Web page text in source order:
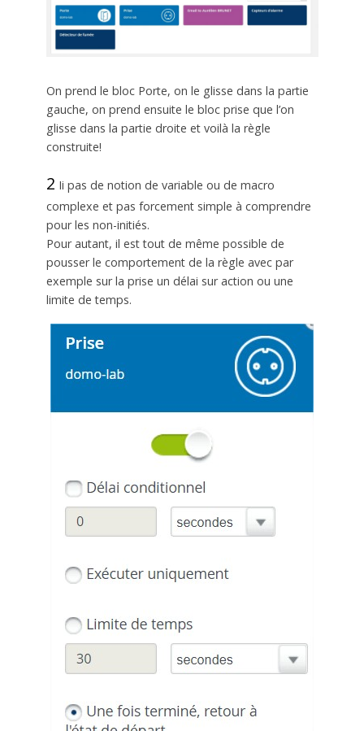
On prend le bloc Porte, on le glisse dans la partie
gauche, on prend ensuite le bloc prise que l’on
glisse dans la partie droite et voilà la règle
construite!
2 Ii pas de notion de variable ou de macro
complexe et pas forcement simple à comprendre
pour les non-initiés.
Pour autant, il est tout de même possible de
pousser le comportement de la règle avec par
exemple sur la prise un délai sur action ou une
limite de temps.